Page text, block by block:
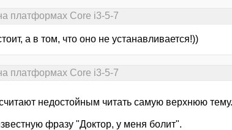
платформах Core i3-5-7
а в том, что оно не устанавливается!))
платформах Core i3-5-7
недостойным читать самую верхнюю
фразу "Доктор, у меня болит".